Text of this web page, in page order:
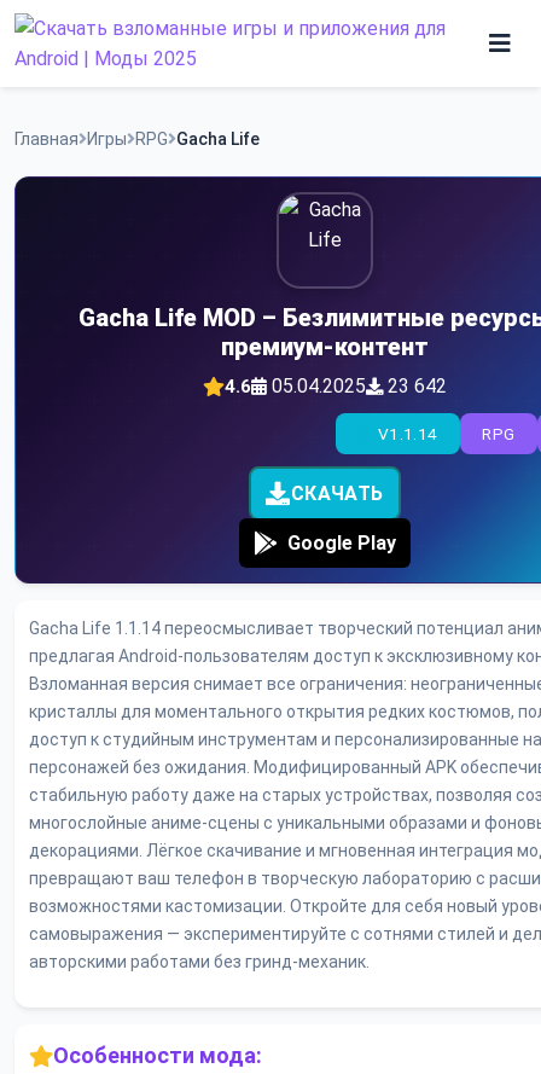
Skip
Программы
Главная Игры RPG Gacha Life
Gacha Life MOD – Безлимитные
премиум-контент
4.6 05.04.2025 23 642
RPG
V1.1.14
СКАЧАТЬ
Google Play
Gacha Life 1.1.14 переосмысливает творческий потенциал
предлагая Android-пользователям доступ к эксклюзивному
Взломанная версия снимает все ограничения:
кристаллы для моментального открытия редких костюмов,
доступ к студийным инструментам и персонализированные
персонажей без ожидания. Модифицированный APK
стабильную работу даже на старых устройствах, позволяя
многослойные аниме-сцены с уникальными образами и
декорациями. Лёгкое скачивание и мгновенная интеграция
превращают ваш телефон в творческую лабораторию с
возможностями кастомизации. Откройте для себя новый
самовыражения — экспериментируйте с сотнями стилей и
авторскими работами без гринд-механик.
Особенности мода: